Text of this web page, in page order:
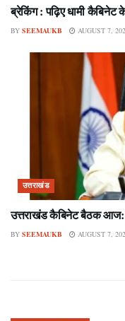
ब्रेकिंग : पढ़िए धामी कैबिनेट
BY SEEMAUKB AUGUST 7,
उत्तराखंड
उत्तराखंड कैबिनेट बैठक आज:
BY SEEMAUKB AUGUST 7,